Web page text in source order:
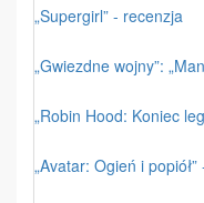
„Supergirl” - recenzja
„Gwiezdne wojny”:
„Robin Hood: Koniec
„Avatar: Ogień i